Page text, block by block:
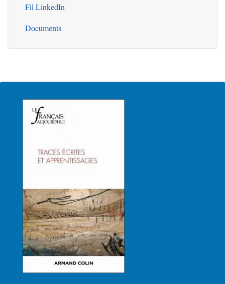
Fil LinkedIn
Documents